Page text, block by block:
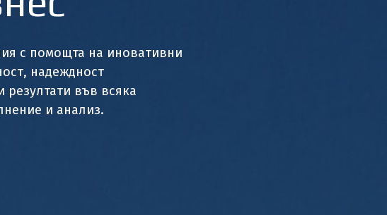
с помощта на иновативни
надеждност
резултати във всяка
и анализ.